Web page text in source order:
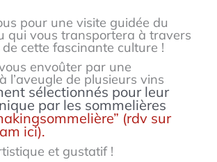
pour une visite guidée du
qui vous transportera à travers
cette fascinante culture !
envoûter par une
l’aveugle de plusieurs vins
sélectionnés pour leur
par les sommelières
(rdv sur
ici).
et gustatif !